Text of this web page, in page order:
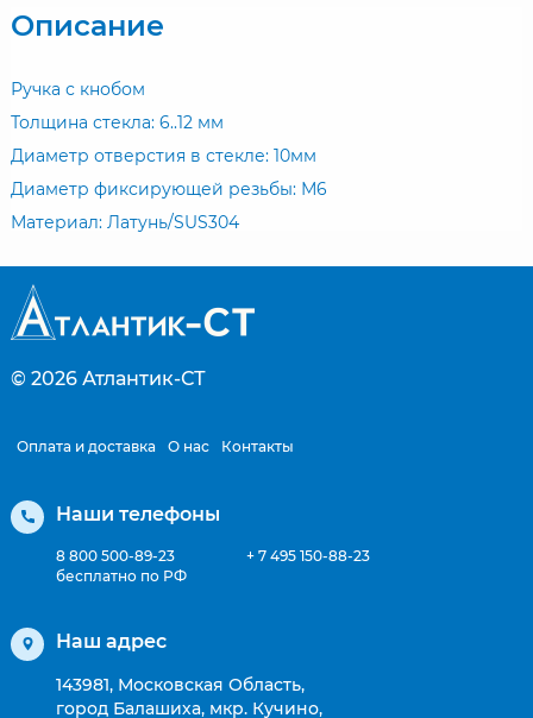
Описание
Ручка с кнобом
Толщина стекла: 6..12 мм
Диаметр отверстия в стекле: 10мм
Диаметр фиксирующей резьбы: М6
Материал: Латунь/SUS304
© 2026 Атлантик-СТ
Оплата и доставка О нас Контакты
Наши телефоны
8 800 500-89-23
бесплатно по РФ
+ 7 495 150-88-23
Наш адрес
143981, Московская Область,
город Балашиха, мкр. Кучино,